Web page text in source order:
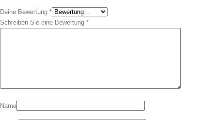
Deine Bewertung *
Schreiben Sie eine Bewertung *
Name